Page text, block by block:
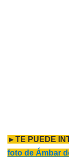
►TE PUEDE
foto de Ámbar